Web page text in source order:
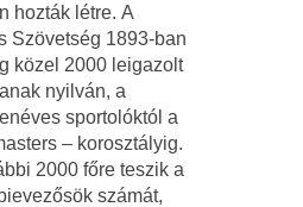
hozták létre. A
Szövetség 1893-ban
közel 2000 leigazolt
nyilván, a
sportolóktól a
– korosztályig.
2000 főre teszik a
számát,